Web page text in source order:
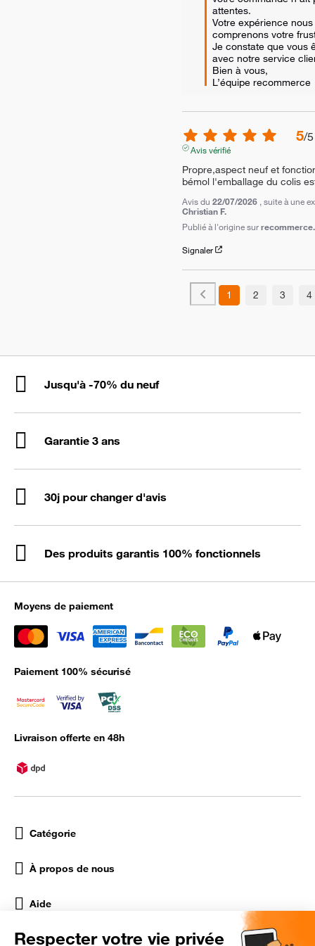
attentes.
Votre expérience
comprenons votre
Je constate que vous
avec notre service
Bien à vous,
L’équipe recommerce
5/5
Avis vérifié
Propre,aspect neuf et
bémol l'emballage du colis
Avis du 22/07/2026 , suite à une
Christian F.
Publié à l'origine sur
Signaler
1 2 3 4
Jusqu'à -70% du neuf
Garantie 3 ans
30j pour changer d'avis
Des produits garantis 100% fonctionnels
Moyens de paiement
Paiement 100% sécurisé
Livraison offerte en 48h
Catégorie
À propos de nous
Aide
Réseaux Sociaux